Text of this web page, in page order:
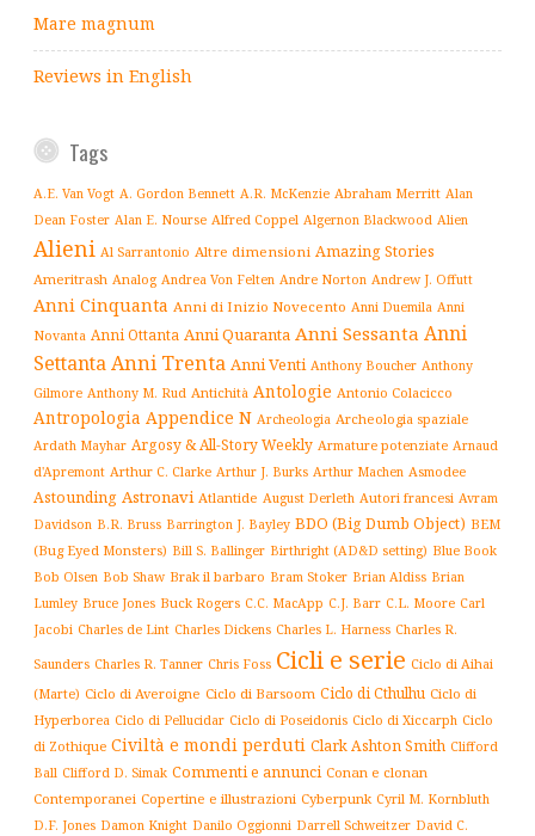
Mare magnum
Reviews in English
Tags
A.E. Van Vogt A. Gordon Bennett A.R. McKenzie Abraham Merritt Alan
Dean Foster Alan E. Nourse Alfred Coppel Algernon Blackwood Alien
Alieni Al Sarrantonio Altre dimensioni Amazing Stories
Ameritrash Analog Andrea Von Felten Andre Norton Andrew J. Offutt
Anni Cinquanta Anni di Inizio Novecento Anni Duemila Anni
Novanta Anni Ottanta Anni Quaranta Anni Sessanta Anni
SettantaAnni Trenta Anni Venti Anthony Boucher Anthony
Gilmore Anthony M. Rud Antichità Antologie Antonio Colacicco
Antropologia Appendice N Archeologia Archeologia spaziale
Ardath Mayhar Argosy & All-Story Weekly Armature potenziate Arnaud
d'Apremont Arthur C. Clarke Arthur J. Burks Arthur Machen Asmodee
Astounding Astronavi Atlantide August Derleth Autori francesi Avram
Davidson B.R. Bruss Barrington J. Bayley BDO (Big Dumb Object) BEM
(Bug Eyed Monsters) Bill S. Ballinger Birthright (AD&D setting) Blue Book
Bob Olsen Bob Shaw Brak il barbaro Bram Stoker Brian Aldiss Brian
Lumley Bruce Jones Buck Rogers C.C. MacApp C.J. Barr C.L. Moore Carl
Jacobi Charles de Lint Charles Dickens Charles L. Harness Charles R.
Saunders Charles R. Tanner Chris Foss Cicli e serie Ciclo di Aihai
(Marte) Ciclo di Averoigne Ciclo di Barsoom Ciclo di Cthulhu Ciclo di
Hyperborea Ciclo di Pellucidar Ciclo di Poseidonis Ciclo di Xiccarph Ciclo
di Zothique Civiltà e mondi perduti Clark Ashton Smith Clifford
Ball Clifford D. Simak Commenti e annunci Conan e clonan
Contemporanei Copertine e illustrazioni Cyberpunk Cyril M. Kornbluth
D.F. Jones Damon Knight Danilo Oggionni Darrell Schweitzer David C.